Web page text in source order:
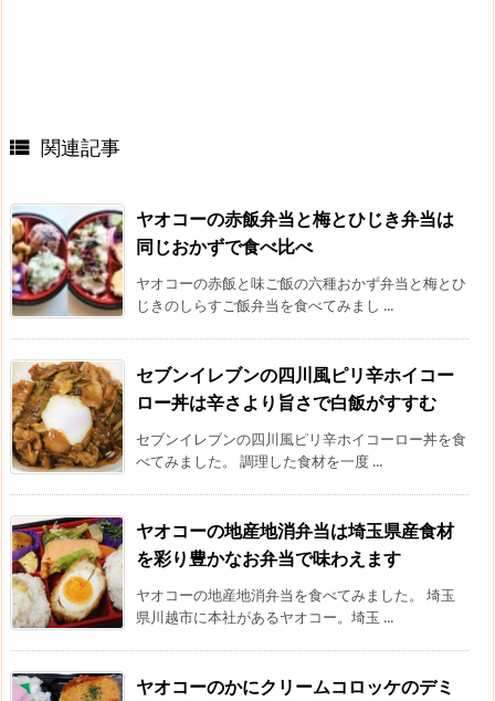
 関連記事
ヤオコーの赤飯弁当と梅とひじき弁当は
同じおかずで食べ比べ
ヤオコーの赤飯と味ご飯の六種おかず弁当と梅とひ
じきのしらすご飯弁当を食べてみまし ...
セブンイレブンの四川風ピリ辛ホイコー
ロー丼は辛さより旨さで白飯がすすむ
セブンイレブンの四川風ピリ辛ホイコーロー丼を食
べてみました。 調理した食材を一度 ...
ヤオコーの地産地消弁当は埼玉県産食材
を彩り豊かなお弁当で味わえます
ヤオコーの地産地消弁当を食べてみました。 埼玉
県川越市に本社があるヤオコー。埼玉 ...
ヤオコーのかにクリームコロッケのデミ